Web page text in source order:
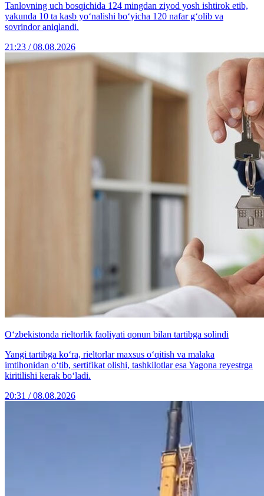
Tanlovning uch bosqichida 124 mingdan ziyod yosh ishtirok etib,
yakunda 10 ta kasb yo‘nalishi bo‘yicha 120 nafar g‘olib va
sovrindor aniqlandi.
21:23 / 08.08.2026
O‘zbekistonda rieltorlik faoliyati qonun bilan tartibga solindi
Yangi tartibga ko‘ra, rieltorlar maxsus o‘qitish va malaka
imtihonidan o‘tib, sertifikat olishi, tashkilotlar esa Yagona reyestrga
kiritilishi kerak bo‘ladi.
20:31 / 08.08.2026